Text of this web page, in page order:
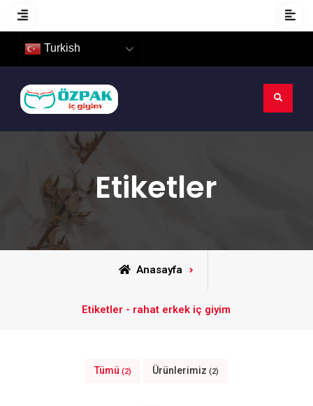
Turkish
Etiketler
Anasayfa
Etiketler - rahat erkek iç giyim
Tümü (2) Ürünlerimiz (2)